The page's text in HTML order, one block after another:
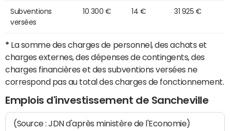
Subventions
versées
10 300 € 14 € 31 925 €
* La somme des charges de personnel, des achats et
charges externes, des dépenses de contingents, des
charges financières et des subventions versées ne
correspond pas au total des charges de fonctionnement.
Emplois d'investissement de Sancheville
(Source : JDN d'après ministère de l'Economie)